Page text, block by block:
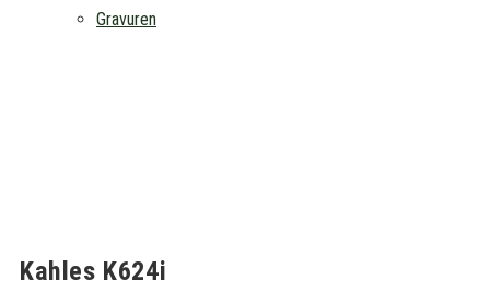
Gravuren
Kahles K624i